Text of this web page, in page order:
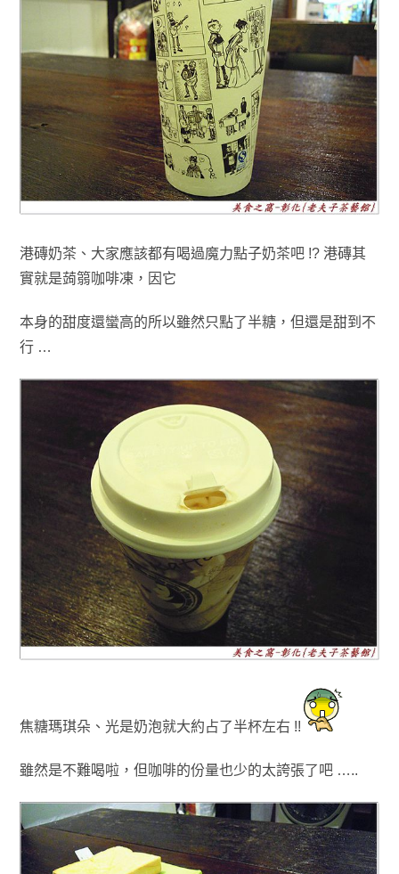
港磚奶茶 、 大家應該都有喝過魔力點子奶茶吧 !? 港磚其
實就是蒟篛咖啡凍 ， 因它
本身的甜度還蠻高的所以雖然只點了半糖，但還是甜到不
行 …
焦糖瑪琪朵 、光是奶泡就大約占了半杯左右 !!
雖然是不難喝啦 ， 但咖啡的份量也少的太誇張了吧 …..